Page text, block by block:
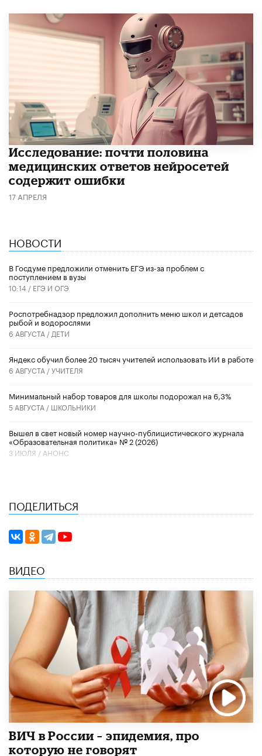
Исследование: почти половина
медицинских ответов нейросетей
содержит ошибки
17 АПРЕЛЯ
НОВОСТИ
В Госдуме предложили отменить ЕГЭ из-за проблем с
поступлением в вузы
10:14 / ЕГЭ И ОГЭ
Роспотребнадзор предложил дополнить меню школ и детсадов
рыбой и водорослями
6 АВГУСТА / ДЕТИ
​Яндекс обучил более 20 тысяч учителей использовать ИИ в работе
6 АВГУСТА /УЧИТЕЛЯ
Минимальный набор товаров для школы подорожал на 6,3%
5 АВГУСТА / ШКОЛЬНИКИ
Вышел в свет новый номер научно-публицистического журнала
«Образовательная политика» № 2 (2026)
3 ИЮЛЯ / АНОНС
ПОДЕЛИТЬСЯ
ВИДЕО
ВИЧ в России – эпидемия, про
которую не говорят